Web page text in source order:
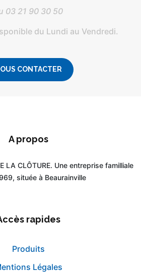
03 21 90 30 50
du Lundi au Vendredi.
CONTACTER
A propos
LA CLÔTURE. Une entreprise familliale
située à Beaurainville
rapides
Produits
Légales